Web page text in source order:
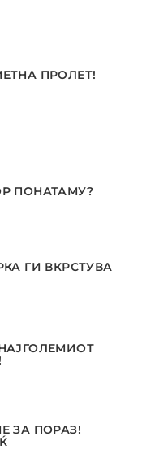
ПРОЛЕТ!
ПОНАТАМУ?
ГИ ВКРСТУВА
ЗА ПОРАЗ!